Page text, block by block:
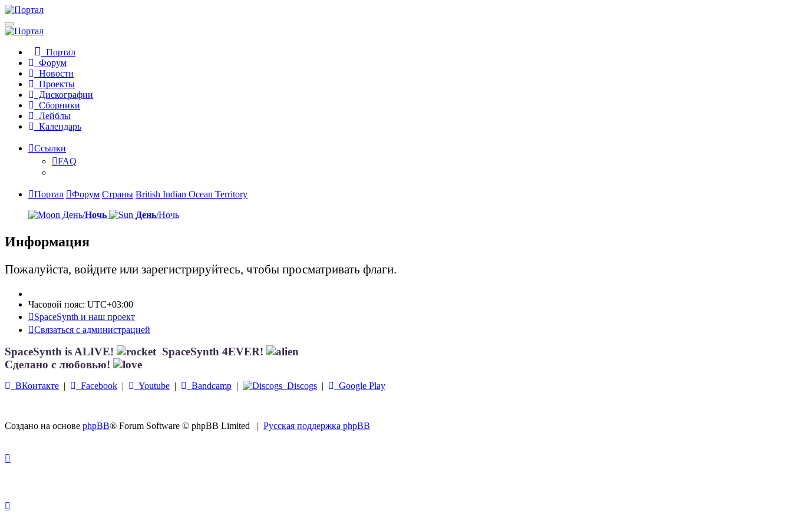
Портал
Форум
Новости
Проекты
Дискографии
Сборники
Лейблы
Календарь
Ссылки
FAQ
Портал Форум Страны British Indian Ocean Territory
День/Ночь День/Ночь
Информация
Пожалуйста, войдите или зарегистрируйтесь, чтобы просматривать флаги.
Часовой пояс: UTC+03:00
SpaceSynth и наш проект
Связаться с администрацией
SpaceSynth is ALIVE!
SpaceSynth 4EVER!
Сделано с любовью!
ВКонтакте | Facebook | Youtube | Bandcamp | Discogs | Google Play
Создано на основе phpBB® Forum Software © phpBB Limited | Русская поддержка phpBB